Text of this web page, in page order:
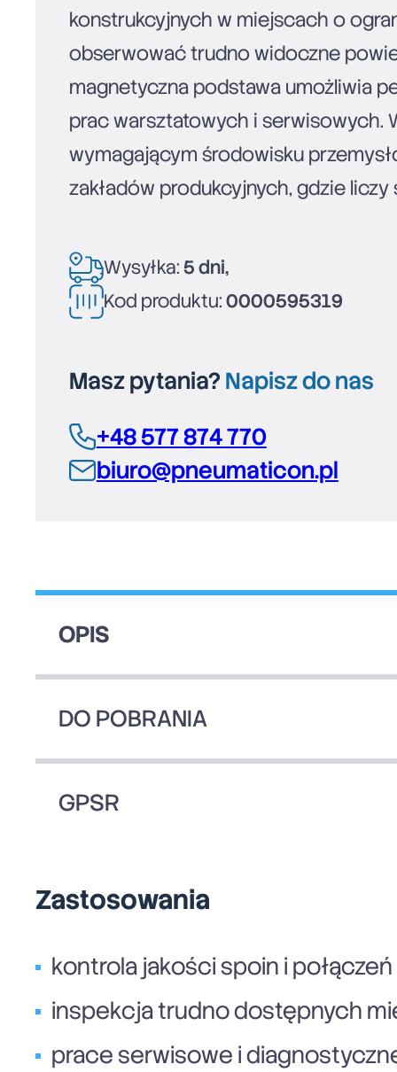
konstrukcyjnych w miejscach o
obserwować trudno widoczne
magnetyczna podstawa umożliwia
prac warsztatowych i serwisowych.
wymagającym środowisku
zakładów produkcyjnych, gdzie
Wysyłka:5 dni,
Kod produktu:0000595319
Masz pytania? Napisz do nas
+48 577 874 770
biuro@pneumaticon.pl
OPIS
DO POBRANIA
GPSR
Zastosowania
kontrola jakości spoin i
inspekcja trudno dostępnych
prace serwisowe i